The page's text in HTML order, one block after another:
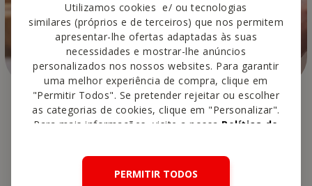
Utilizamos cookies e/ ou tecnologias
similares (próprios e de terceiros) que nos permitem
apresentar-lhe ofertas adaptadas às suas
necessidades e mostrar-lhe anúncios
personalizados nos nossos websites. Para garantir
uma melhor experiência de compra, clique em
"Permitir Todos". Se pretender rejeitar ou escolher
as categorias de cookies, clique em "Personalizar".
Para mais informações, visite a nossa Política de
PERMITIR TODOS
Reutilização e refill: o
futuro do consumo
A MC aposta em iniciativas inovadoras